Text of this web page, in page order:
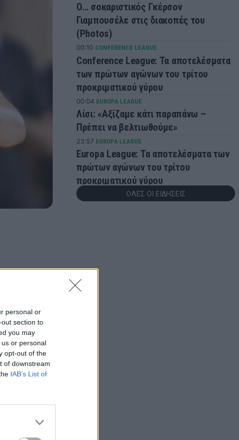
personal or
section to
you may
or personal
opt-out of the
of downstream
IAB’s List of
Ο… σοκαριστικός Γκέρσον
Γιαμπουσέλε στις διακοπές του
(Photos)
00:10 CONFERENCE LEAGUE
Conference League: Τα αποτελέσματα
των πρώτων αγώνων του τρίτου
προκριματικού γύρου
00:04 EUROPA LEAGUE
Λίσι: «Αξίζαμε κάτι παραπάνω –
Πρέπει να βελτιωθούμε»
23:57 EUROPA LEAGUE
Europa League: Τα αποτελέσματα των
πρώτων αγώνων του τρίτου
προκριματικού γύρου
23:56 ONSPORTS
Άλερικ Φρίμαν
23:24
ΟΛΕΣ ΟΙ ΕΙΔΗΣΕΙΣ